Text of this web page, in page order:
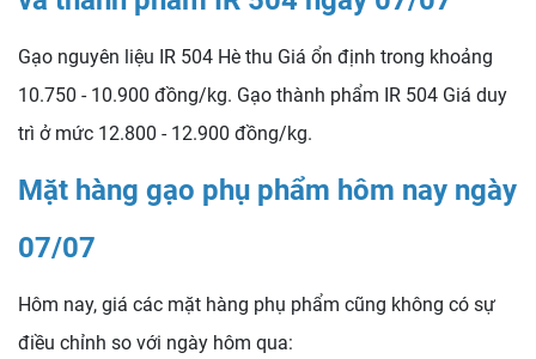
Gạo nguyên liệu IR 504 Hè thu Giá ổn định trong khoảng
10.750 - 10.900 đồng/kg. Gạo thành phẩm IR 504 Giá duy
trì ở mức 12.800 - 12.900 đồng/kg.
Mặt hàng gạo phụ phẩm hôm nay ngày
07/07
Hôm nay, giá các mặt hàng phụ phẩm cũng không có sự
điều chỉnh so với ngày hôm qua: